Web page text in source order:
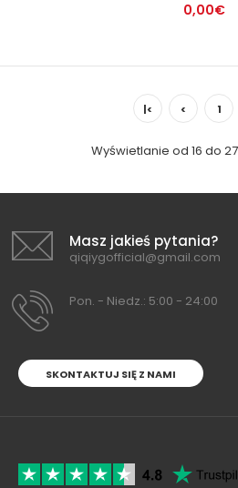
0,00€
|< < 1
Wyświetlanie od 16 do
Masz jakieś pytania?
qiqiygofficial@gmail.com
Pon. - Niedz.: 5:00 - 24:00
SKONTAKTUJ SIĘ Z NAMI